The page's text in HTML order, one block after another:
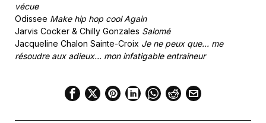
vécue
Odissee Make hip hop cool Again
Jarvis Cocker & Chilly Gonzales Salomé
Jacqueline Chalon Sainte-Croix Je ne peux que… me
résoudre aux adieux… mon infatigable entraineur